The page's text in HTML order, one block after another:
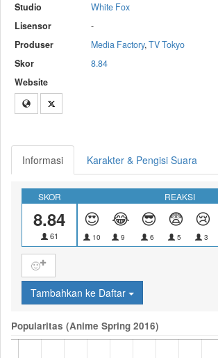
Studio
White Fox
Lisensor
-
Produser
Media Factory,TV Tokyo
Skor
8.84
Website
Informasi Karakter & Pengisi Suara
SKOR
8.84
61
REAKSI
😍
10
😂
9
😎
6
😨
5
😢
3
🙂
Tambahkan ke Daftar
Popularitas (Anime Spring 2016)